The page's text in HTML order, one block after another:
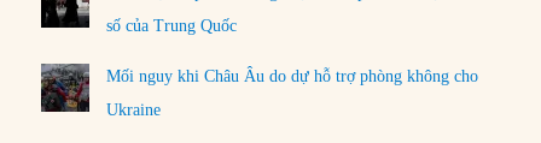
số của Trung Quốc
Mối nguy khi Châu Âu do dự hỗ trợ phòng không cho
Ukraine